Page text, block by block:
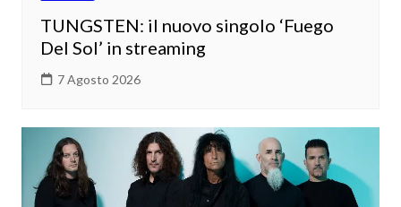
TUNGSTEN: il nuovo singolo ‘Fuego
Del Sol’ in streaming
7 Agosto 2026